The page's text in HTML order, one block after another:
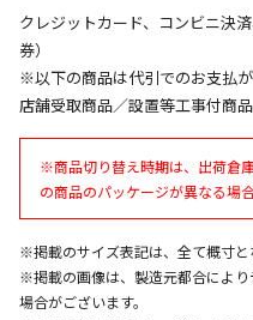
決定となります。
エアコンの取付工
生する場合がござ
商品購入個数ごと
クレジットカード、コンビニ決
券）
※以下の商品は代引でのお支払
店舗受取商品／設置等工事付商
※商品切り替え時期は、出荷倉
の商品のパッケージが異なる場
※掲載のサイズ表記は、全て概寸と
※掲載の画像は、製造元都合によ
場合がございます。